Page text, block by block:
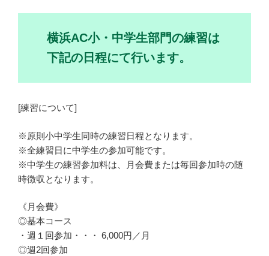
横浜AC小・中学生部門の練習は
下記の日程にて行います。
[練習について]
※原則小中学生同時の練習日程となります。
※全練習日に中学生の参加可能です。
※中学生の練習参加料は、月会費または毎回参加時の随
時徴収となります。
《月会費》
◎基本コース
・週１回参加・・・ 6,000円／月
◎週2回参加